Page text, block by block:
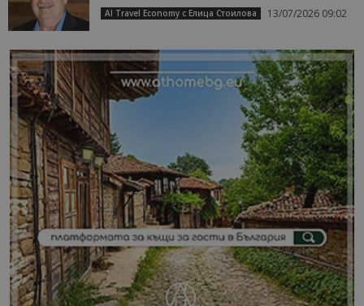
AI Travel Economy с Елица Стоилова 13/07/2026 09:02